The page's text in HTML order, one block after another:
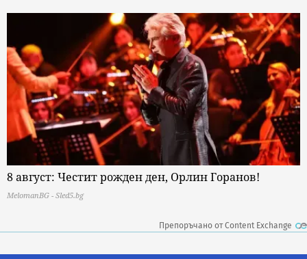
8 август: Честит рожден ден, Орлин Горанов!
MelomanBG - Sled5.bg
Препоръчано от Content Exchange